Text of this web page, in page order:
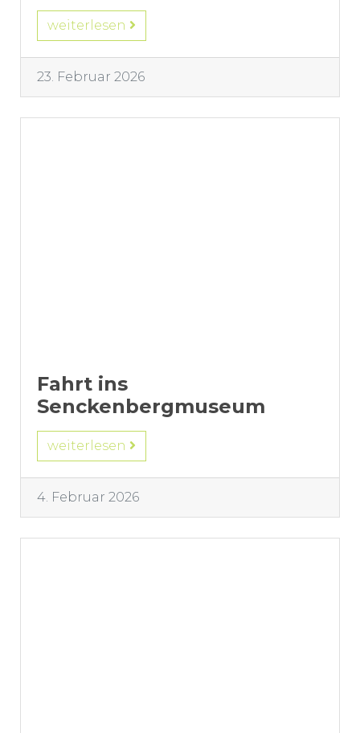
weiterlesen
23. Februar 2026
Fahrt ins
Senckenbergmuseum
weiterlesen
4. Februar 2026